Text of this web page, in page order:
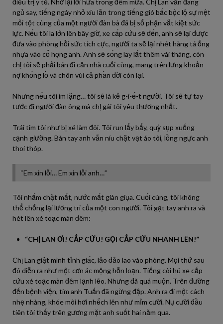
điều trị y tế. Nhớ lại lời hứa trong đêm mưa. Chị Lan vẫn đang
ngủ say, tiếng ngáy nhỏ xíu lẫn trong tiếng gió bấc bộc lộ sự mệt
mỏi tột cùng của một người đàn bà đã bị số phận vắt kiệt sức
lực. Nếu tôi la lớn lên bây giờ, xe cấp cứu sẽ đến, anh sẽ lại được
đưa vào phòng hồi sức tích cực, người ta sẽ lại nhét hàng tá ống
nhựa vào cổ họng anh. Anh sẽ sống lay lắt thêm vài tháng, còn
chị tôi sẽ phải bán đi căn nhà cuối cùng, mang trên lưng khoản
nợ khổng lồ và chôn vùi cả phần đời còn lại.
Nhưng nếu tôi im lặng… tôi sẽ là kẻ g-i-ế-t người. Tôi sẽ tự tay
tước đi người đàn ông mà chị gái tôi yêu thương nhất.
Trái tim tôi như bị xé làm đôi. Tôi run lẩy bẩy, quỳ sụp xuống
cạnh giường. Bàn tay anh vẫn níu chặt vạt áo tôi, lồng ngực anh
thoi thóp.
“Em xin lỗi… Em xin lỗi anh…”
Tôi nhắm chặt mắt, nước mắt giàn giụa. Cuối cùng, tôi không
thể chống lại lương tri của một con người. Tôi gạt tay anh ra và
hét lên xé toạc màn đêm:
“CHỊ LAN ƠI! CẤP CỨU! GỌI CẤP CỨU NHANH LÊN!”
Chị Lan giật mình tỉnh giấc, lảo đảo lao vào phòng. Mọi thứ sau
đó diễn ra như một cơn ác mộng hỗn loạn. Tiếng còi hú xe cấp
cứu xé toạc màn đêm lạnh lẽo. Nhưng đã quá muộn. Trên đường
đến bệnh viện, tim anh Tuấn đã ngừng đập. Anh ra đi một cách
nhẹ nhàng, khóe môi hơi nhếch lên như mỉm cười. Nụ cười đầu
tiên tôi thấy trên gương mặt anh suốt hai năm qua.